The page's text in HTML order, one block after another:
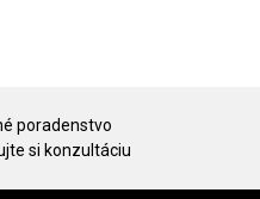
poradenstvo
si konzultáciu